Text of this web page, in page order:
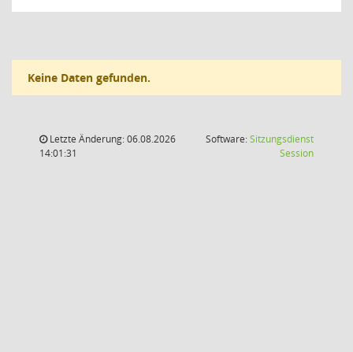
Keine Daten gefunden.
Letzte Änderung: 06.08.2026
14:01:31
Software:Sitzungsdienst
Session(Wird in